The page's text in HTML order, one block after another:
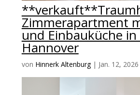
Zimmerapartment
und Einbauküche in
Hannover
von Hinnerk Altenburg| Jan. 12, 2026